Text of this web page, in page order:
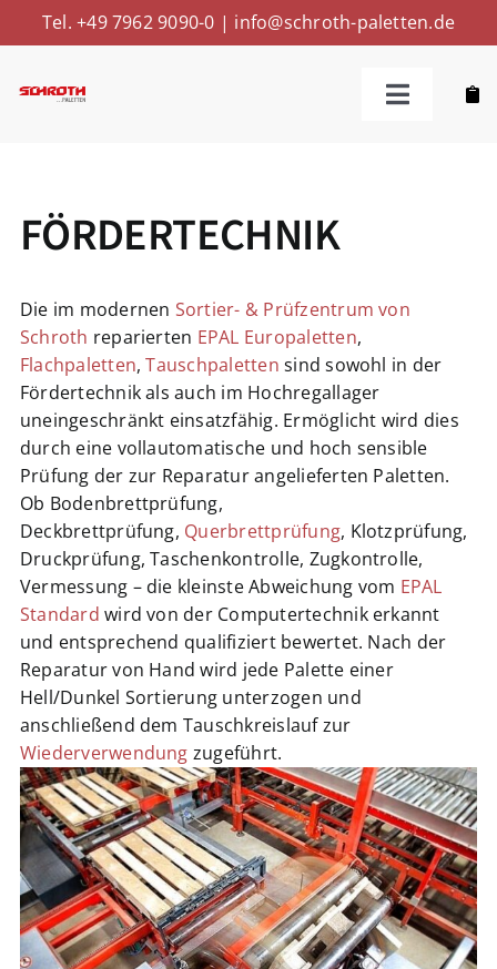
to
Tel. +49 7962 9090-0 | info@schroth-paletten.de
Toggle
Reparieren
Ankaufen
Weitere Leistungen
Über Uns
Jobs
Warenkorb
FÖRDERTECHNIK
Die im modernen Sortier- & Prüfzentrum von
Schroth reparierten EPAL Europaletten,
Flachpaletten,Tauschpaletten sind sowohl in der
Fördertechnik als auch im Hochregallager
uneingeschränkt einsatzfähig. Ermöglicht wird dies
durch eine vollautomatische und hoch sensible
Prüfung der zur Reparatur angelieferten Paletten.
Ob Bodenbrettprüfung,
Deckbrettprüfung, Querbrettprüfung, Klotzprüfung,
Druckprüfung, Taschenkontrolle, Zugkontrolle,
Vermessung – die kleinste Abweichung vom EPAL
Standard wird von der Computertechnik erkannt
und entsprechend qualifiziert bewertet. Nach der
Reparatur von Hand wird jede Palette einer
Hell/Dunkel Sortierung unterzogen und
anschließend dem Tauschkreislauf zur
Wiederverwendung zugeführt.